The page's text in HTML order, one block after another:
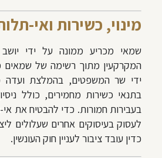
מינוי, כשירות ואי-
שמאי מכריע ממונה על ידי
המקרקעין מתוך רשימה של שמאים
ידי שר המשפטים, בהמלצת ועדה
בתנאי כשירות מחמירים, כולל
בעבירות חמורות. כדי להבטיח את
לעסוק בעיסוקים אחרים שעלולים
כדין עובד ציבור לעניין חוק העונשין.